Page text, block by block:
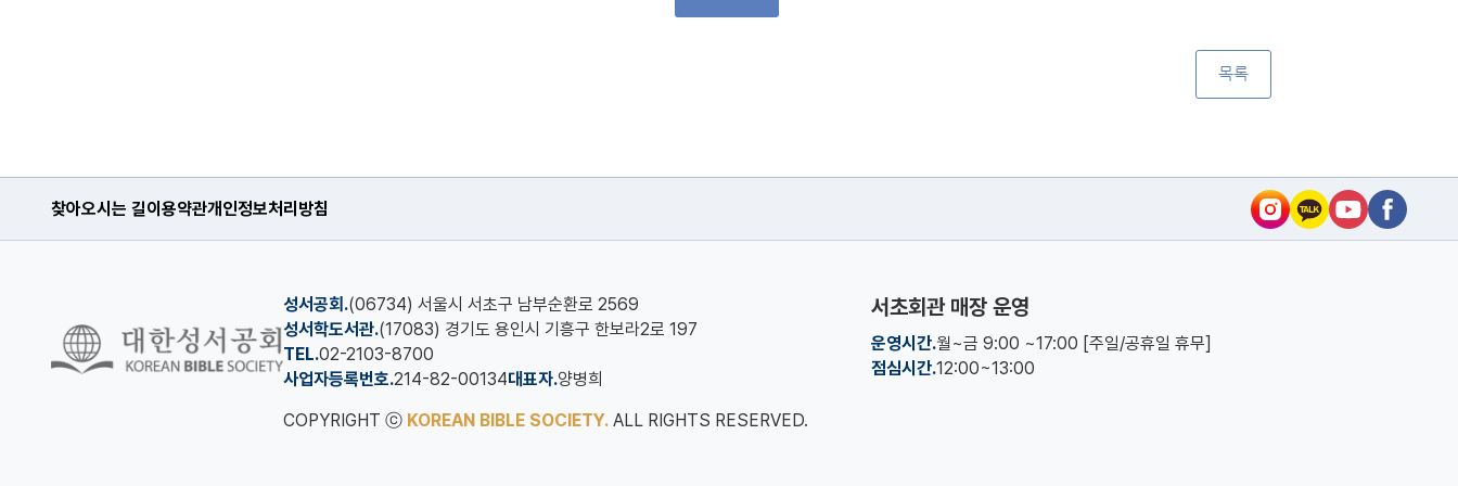
목록
찾아오시는 길이용약관개인정보처리방침
성서공회.(06734) 서울시 서초구 남부순환로 2569
성서학도서관.(17083) 경기도 용인시 기흥구 한보라2로 197
TEL.02-2103-8700
사업자등록번호.214-82-00134대표자.양병희
COPYRIGHT ⓒ KOREAN BIBLE SOCIETY. ALL RIGHTS RESERVED.
서초회관 매장 운영
운영시간.월~금 9:00 ~17:00 [주일/공휴일 휴무]
점심시간.12:00~13:00